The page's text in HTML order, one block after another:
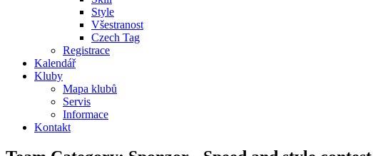
Style
Všestranost
Czech Tag
Registrace
Kalendář
Kluby
Mapa klubů
Servis
Informace
Kontakt